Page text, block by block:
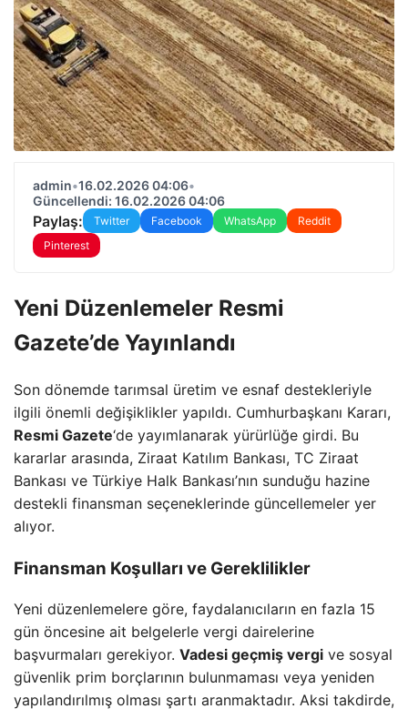
admin•16.02.2026 04:06•
Güncellendi: 16.02.2026 04:06
Paylaş: Twitter Facebook WhatsApp
Reddit
Pinterest
Yeni Düzenlemeler Resmi
Gazete’de Yayınlandı
Son dönemde tarımsal üretim ve esnaf destekleriyle
ilgili önemli değişiklikler yapıldı. Cumhurbaşkanı Kararı,
Resmi Gazete‘de yayımlanarak yürürlüğe girdi. Bu
kararlar arasında, Ziraat Katılım Bankası, TC Ziraat
Bankası ve Türkiye Halk Bankası’nın sunduğu hazine
destekli finansman seçeneklerinde güncellemeler yer
alıyor.
Finansman Koşulları ve Gereklilikler
Yeni düzenlemelere göre, faydalanıcıların en fazla 15
gün öncesine ait belgelerle vergi dairelerine
başvurmaları gerekiyor. Vadesi geçmiş vergi ve sosyal
güvenlik prim borçlarının bulunmaması veya yeniden
yapılandırılmış olması şartı aranmaktadır. Aksi takdirde,